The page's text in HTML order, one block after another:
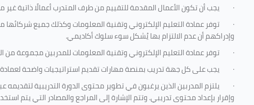
· يجب أن تكون الأعمال المقدمة للتقييم من طرف المتدرب أعمالًا ذاتية
· توفر عمادة التعليم الإلكتروني وتقنية المعلومات وكذلك جميع شركائها
وإدراكهم أن عدم الالتزام بها يُشكل سوء سلوك أكاديمي.
· توفر عمادة التعليم الإلكتروني وتقنية المعلومات للمدربين مجموعة من
· يجب على كل جهة تدريب بمنصة مهارات تقديم استراتيجيات واضحة لعمادة
· يلتزم المدربين الذين يرغبون في تطوير محتوى الدورة التدريبية
وإقرار بإعداد محتوى تدريبي. وتتم الإشارة إلى المراجع والمصادر التي يتم